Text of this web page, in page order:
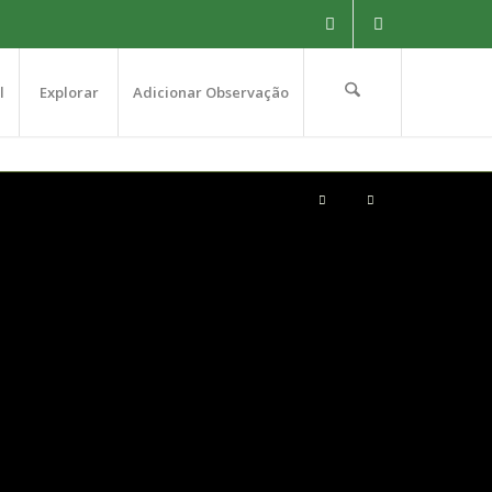
Explorar Adicionar Observação